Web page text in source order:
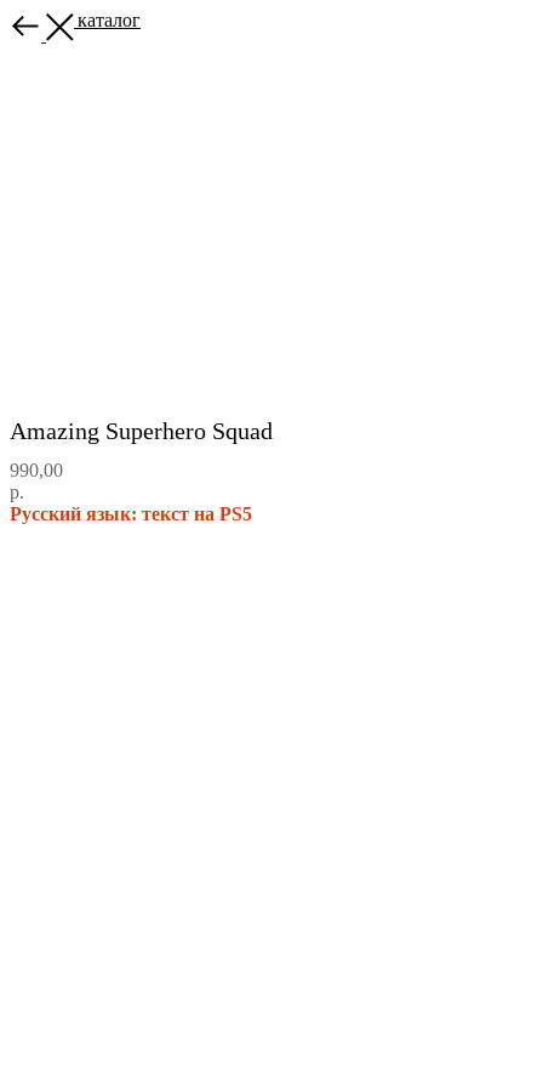
Назад в каталог
Amazing Superhero Squad
990,00
р.
Русский язык: текст на PS5